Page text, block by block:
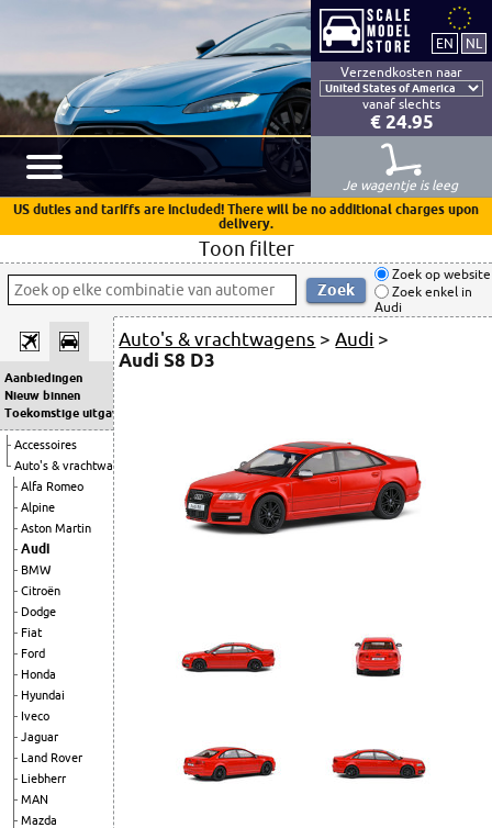
Verzendkosten naar
vanaf slechts
€ 24.95
Je wagentje is leeg
US duties and tariffs are included! There will be no additional charges upon
delivery.
Toon filter
Zoek op website
Zoek enkel in
Audi
Aanbiedingen
Nieuw binnen
Toekomstige uitgaven
Accessoires
Auto's & vrachtwagens
Alfa Romeo
Alpine
Aston Martin
Audi
BMW
Citroën
Dodge
Fiat
Ford
Honda
Hyundai
Iveco
Jaguar
Land Rover
Liebherr
MAN
Mazda
Auto's & vrachtwagens >Audi >
Audi S8 D3